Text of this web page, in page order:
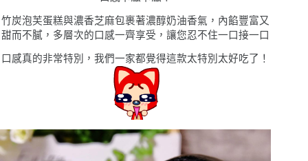
竹炭泡芙蛋糕與濃香芝麻包裹著濃醇奶油香氣，內餡豐富又
甜而不膩，多層次的口感一齊享受，讓您忍不住一口接一口
口感真的非常特別，我們一家都覺得這款太特別太好吃了！